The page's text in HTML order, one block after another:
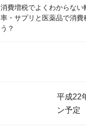
消費増税でよくわからない
率・サプリと医薬品で消費
う？
平成22
ン予定